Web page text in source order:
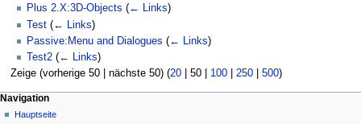
Plus 2.X:3D-Objects (← Links)
Test (← Links)
Passive:Menu and Dialogues (← Links)
Test2 (← Links)
Zeige (vorherige 50| nächste 50) (20| 50| 100| 250| 500)
N
a
Seitenaktionen
Seite
Meine Werkzeuge
Anmelden
Navigation
Hauptseite